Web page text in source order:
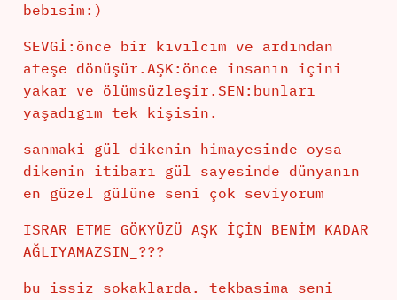
bebısim:)
SEVGİ:önce bir kıvılcım ve ardından
ateşe dönüşür.AŞK:önce insanın içini
yakar ve ölümsüzleşir.SEN:bunları
yaşadıgım tek kişisin.
sanmaki gül dikenin himayesinde oysa
dikenin itibarı gül sayesinde dünyanın
en güzel gülüne seni çok seviyorum
ISRAR ETME GÖKYÜZÜ AŞK İÇİN BENİM KADAR
AĞLIYAMAZSIN_???
bu issiz sokaklarda. tekbasima seni